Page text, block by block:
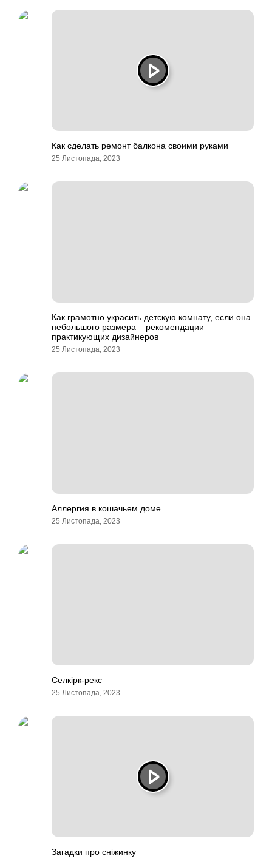
Как сделать ремонт балкона своими руками
25 Листопада, 2023
Как грамотно украсить детскую комнату, если она
небольшого размера – рекомендации
практикующих дизайнеров
25 Листопада, 2023
Аллергия в кошачьем доме
25 Листопада, 2023
Селкірк-рекс
25 Листопада, 2023
Загадки про сніжинку